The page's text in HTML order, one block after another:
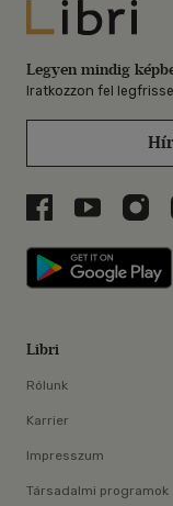
Libri
Legyen mindig
Iratkozzon fel
Libri aLibri a
Libri
Rólunk
Karrier
Impresszum
Társadalmi programok